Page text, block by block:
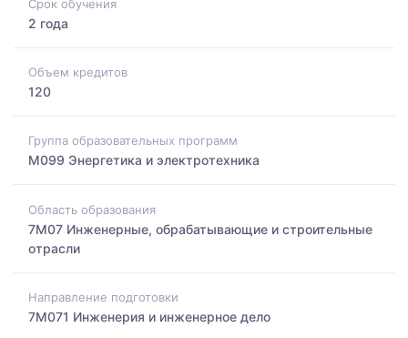
Срок обучения
2 года
Объем кредитов
120
Группа образовательных программ
M099 Энергетика и электротехника
Область образования
7M07 Инженерные, обрабатывающие и строительные
отрасли
Направление подготовки
7M071 Инженерия и инженерное дело